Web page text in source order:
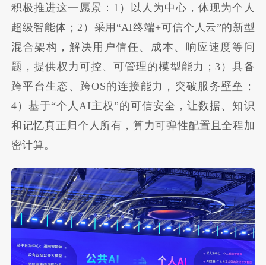
积极推进这一愿景：1）以人为中心，体现为个人
超级智能体；2）采用“AI终端+可信个人云”的新型
混合架构，解决用户信任、成本、响应速度等问
题，提供权力可控、可管理的模型能力；3）具备
跨平台生态、跨OS的连接能力，突破服务壁垒；
4）基于“个人AI主权”的可信安全，让数据、知识
和记忆真正归个人所有，算力可弹性配置且全程加
密计算。